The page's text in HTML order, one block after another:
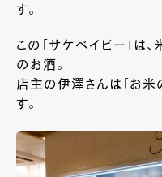
す。
この「サケベイビー」は
のお酒。
店主の伊澤さんは「お米
す。